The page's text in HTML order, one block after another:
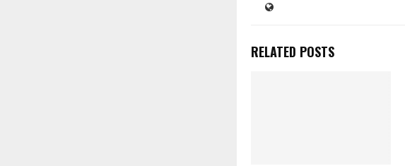
RELATED POSTS